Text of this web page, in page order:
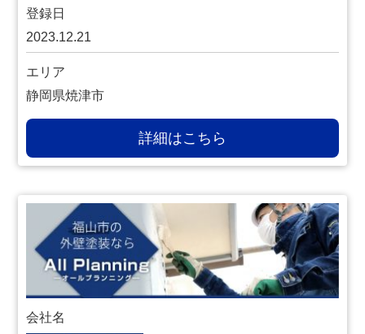
登録日
2023.12.21
エリア
静岡県焼津市
詳細はこちら
会社名